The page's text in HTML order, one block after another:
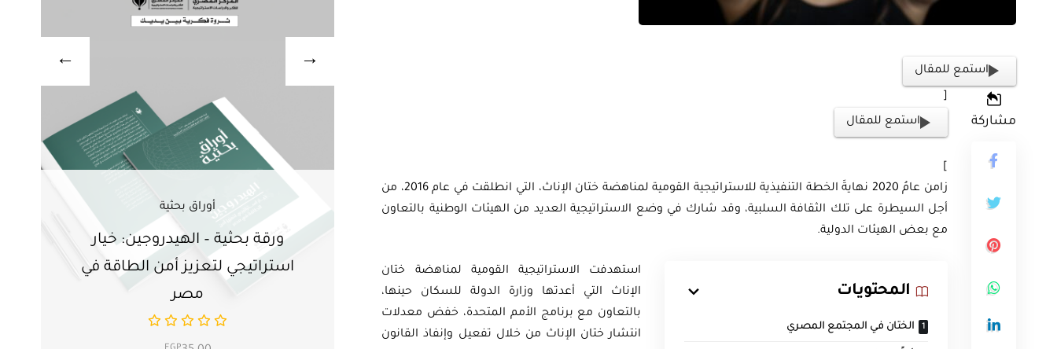
استمع للمقال
مشاركة
[
استمع للمقال
]
زامن عامُ 2020 نهايةَ الخطة التنفيذية للاستراتيجية القومية لمناهضة ختان الإناث، التي انطلقت في عام 2016، من
أجل السيطرة على تلك الثقافة السلبية، وقد شارك في وضع الاستراتيجية العديد من الهيئات الوطنية بالتعاون
مع بعض الهيئات الدولية.
المحتويات
الختان في المجتمع المصري
استهدفت الاستراتيجية القومية لمناهضة ختان
الإناث التي أعدتها وزارة الدولة للسكان حينها،
بالتعاون مع برنامج الأمم المتحدة، خفض معدلات
انتشار ختان الإناث من خلال تفعيل وإنفاذ القانون
أوراق بحثية
ورقة بحثية – الهيدروجين: خيار
استراتيجي لتعزيز أمن الطاقة في
مصر
أوراق بحثية
الغاز والنفط خارطة الموارد
وسياسات التعزيز
أمن الطاقة المصري
العالمية